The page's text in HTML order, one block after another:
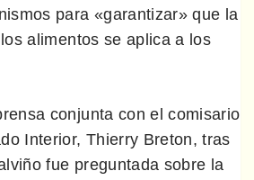
para «garantizar» que la
alimentos se aplica a los
conjunta con el comisario
Interior, Thierry Breton, tras
fue preguntada sobre la